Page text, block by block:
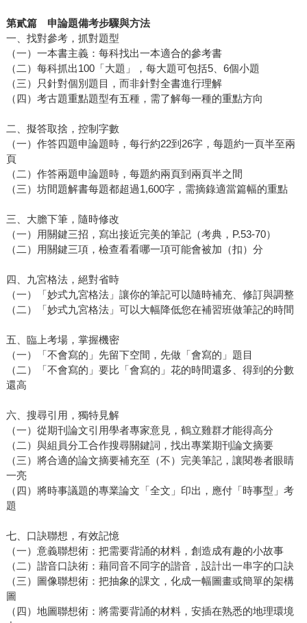
第貳篇 申論題備考步驟與方法
一、找對參考，抓對題型
（一）一本書主義：每科找出一本適合的參考書
（二）每科抓出100「大題」，每大題可包括5、6個小題
（三）只針對個別題目，而非針對全書進行理解
（四）考古題重點題型有五種，需了解每一種的重點方向
二、擬答取捨，控制字數
（一）作答四題申論題時，每行約22到26字，每題約一頁半至兩
頁
（二）作答兩題申論題時，每題約兩頁到兩頁半之間
（三）坊間題解書每題都超過1,600字，需摘錄適當篇幅的重點
三、大膽下筆，隨時修改
（一）用關鍵三招，寫出接近完美的筆記（考典，P.53-70）
（二）用關鍵三項，檢查看看哪一項可能會被加（扣）分
四、九宮格法，絕對省時
（一）「妙式九宮格法」讓你的筆記可以隨時補充、修訂與調整
（二）「妙式九宮格法」可以大幅降低您在補習班做筆記的時間
五、臨上考場，掌握機密
（一）「不會寫的」先留下空間，先做「會寫的」題目
（二）「不會寫的」要比「會寫的」花的時間還多、得到的分數
還高
六、搜尋引用，獨特見解
（一）從期刊論文引用學者專家意見，鶴立雞群才能得高分
（二）與組員分工合作搜尋關鍵詞，找出專業期刊論文摘要
（三）將合適的論文摘要補充至（不）完美筆記，讓閱卷者眼睛
一亮
（四）將時事議題的專業論文「全文」印出，應付「時事型」考
題
七、口訣聯想，有效記憶
（一）意義聯想術：把需要背誦的材料，創造成有趣的小故事
（二）諧音口訣術：藉同音不同字的諧音，設計出一串字的口訣
（三）圖像聯想術：把抽象的課文，化成一幅圖畫或簡單的架構
圖
（四）地圖聯想術：將需要背誦的材料，安插在熟悉的地理環境